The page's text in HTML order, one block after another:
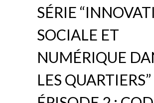
SÉRIE
SOCIALE ET
NUMÉRIQUE
LES QUARTIERS”